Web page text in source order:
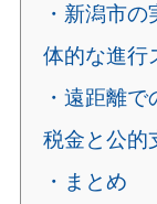
・新潟市
体的な進行
・遠距離
税金と公的
・まとめ